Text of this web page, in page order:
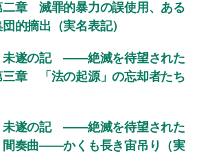
章 滅罪的暴力の誤使用、ある
的摘出（実名表記）
未遂の記 ――絶滅を待望された
章 「法の起源」の忘却者たち
未遂の記 ――絶滅を待望された
奏曲――かくも長き宙吊り（実